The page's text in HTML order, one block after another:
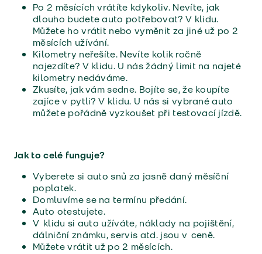
Po 2 měsících vrátíte kdykoliv. Nevíte, jak
dlouho budete auto potřebovat? V klidu.
Můžete ho vrátit nebo vyměnit za jiné už po 2
měsících užívání.
Kilometry neřešíte. Nevíte kolik ročně
najezdíte? V klidu. U nás žádný limit na najeté
kilometry nedáváme.
Zkusíte, jak vám sedne. Bojíte se, že koupíte
zajíce v pytli? V klidu. U nás si vybrané auto
můžete pořádně vyzkoušet při testovací jízdě.
Jak to celé funguje?
Vyberete si auto snů za jasně daný měsíční
poplatek.
Domluvíme se na termínu předání.
Auto otestujete.
V klidu si auto užíváte, náklady na pojištění,
dálniční známku, servis atd. jsou v ceně.
Můžete vrátit už po 2 měsících.